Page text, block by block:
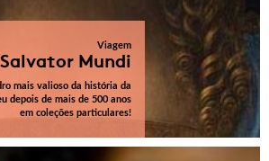
Viagem
Mundi
mais valioso da história da
depois de mais de 500 anos
em coleções particulares!